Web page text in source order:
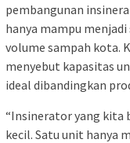
pembangunan
hanya mampu
volume sampah kota.
menyebut kapasitas
ideal dibandingkan
“Insinerator yang kita
kecil. Satu unit hanya